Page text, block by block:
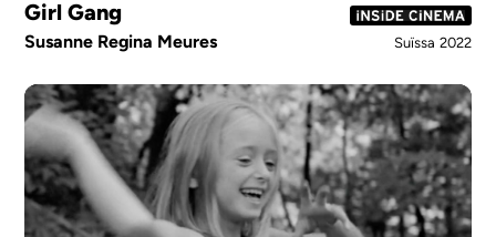
Girl Gang
Susanne Regina Meures Suïssa 2022